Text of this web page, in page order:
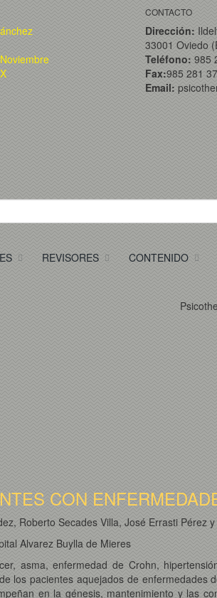
CONTACTO
Dirección:
33001 Oviedo
Teléfono: 985
Fax:985 281
Email:
REVISORES CONTENIDO
CON
Roberto Secades Villa, José Errasti Pérez
Alvarez Buylla de Mieres
asma, enfermedad de Crohn,
los pacientes aquejados de enfermedades
en la génesis, mantenimiento y las